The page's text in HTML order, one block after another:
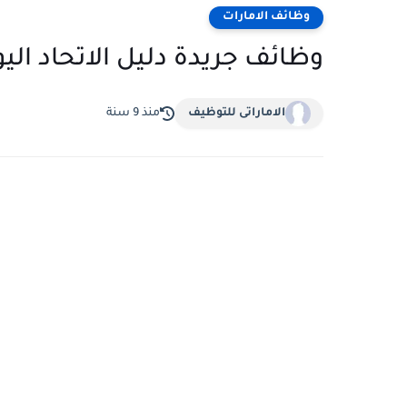
وظائف الامارات
وظائف جريدة دليل الاتحاد اليوم 6/11/
الاماراتى للتوظيف منذ 9 سنة